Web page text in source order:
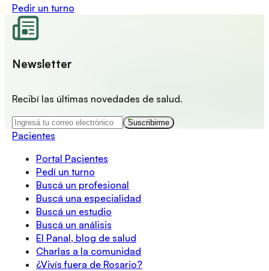
Pedir un turno
Newsletter
Recibí las últimas novedades de salud.
Suscribirme
Pacientes
Portal Pacientes
Pedí un turno
Buscá un profesional
Buscá una especialidad
Buscá un estudio
Buscá un análisis
El Panal, blog de salud
Charlas a la comunidad
¿Vivís fuera de Rosario?